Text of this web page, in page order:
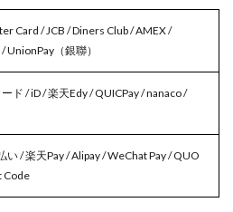
Card / JCB / Diners Club / AMEX /
UnionPay（銀聯）
ド / iD / 楽天Edy / QUICPay / nanaco /
い / 楽天Pay / Alipay / WeChat Pay / QUO
Code